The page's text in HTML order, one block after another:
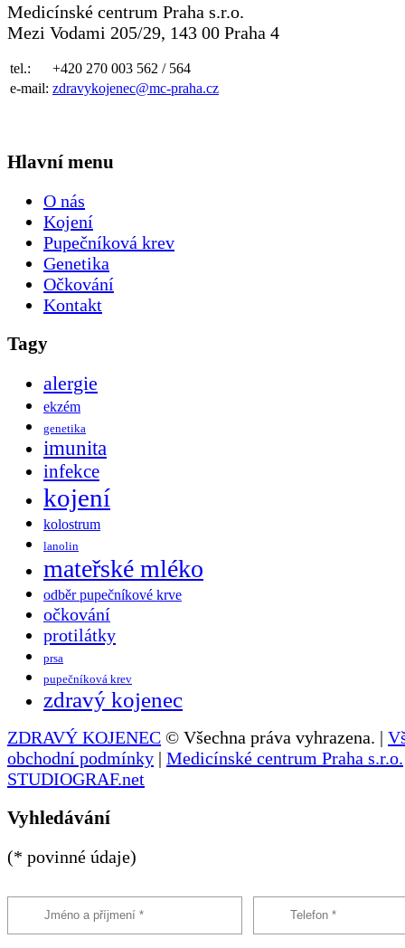
Medicínské centrum Praha s.r.o.
Mezi Vodami 205/29, 143 00 Praha 4
tel.:
+420 270 003 562 / 564
e-mail: zdravykojenec@mc-praha.cz
Hlavní menu
O nás
Kojení
Pupečníková krev
Genetika
Očkování
Kontakt
Tagy
alergie
ekzém
genetika
imunita
infekce
kojení
kolostrum
lanolin
mateřské mléko
odběr pupečníkové krve
očkování
protilátky
prsa
pupečníková krev
zdravý kojenec
ZDRAVÝ KOJENEC © Všechna práva vyhrazena. |
obchodní podmínky | Medicínské centrum Praha s.r.o.
STUDIOGRAF.net
Vyhledávání
(* povinné údaje)